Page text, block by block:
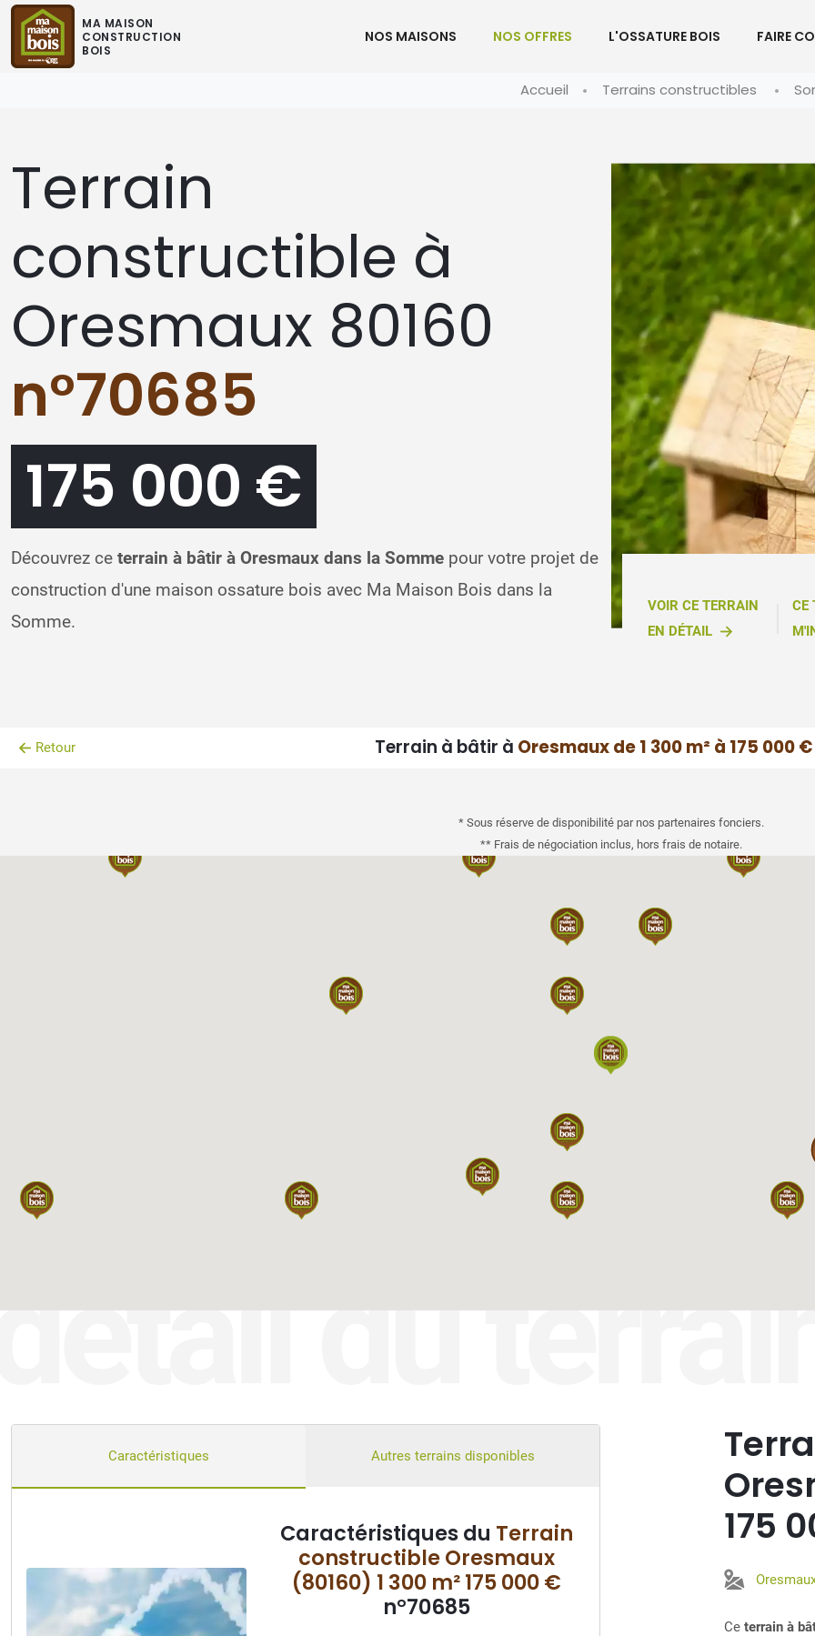
MA MAISON
CONSTRUCTION
BOIS
NOS MAISONS NOS OFFRES L'OSSATURE BOIS FAIRE
Accueil Terrains constructibles
Terrain
constructible à
Oresmaux 80160
n°70685
175 000 €
Découvrez ce terrain à bâtir à Oresmaux dans la Somme pour votre projet de
construction d'une maison ossature bois avec Ma Maison Bois dans la
Somme.
VOIR CE TERRAIN
EN DÉTAIL
CE
Retour Terrain à bâtir à Oresmaux de 1 300 m² à 175 000 €
* Sous réserve de disponibilité par nos partenaires fonciers.
** Frais de négociation inclus, hors frais de notaire.
du
175
Ce terrain à
Caractéristiques Autres terrains disponibles
Caractéristiques du Terrain
constructible Oresmaux
(80160) 1 300 m² 175 000 €
n°70685